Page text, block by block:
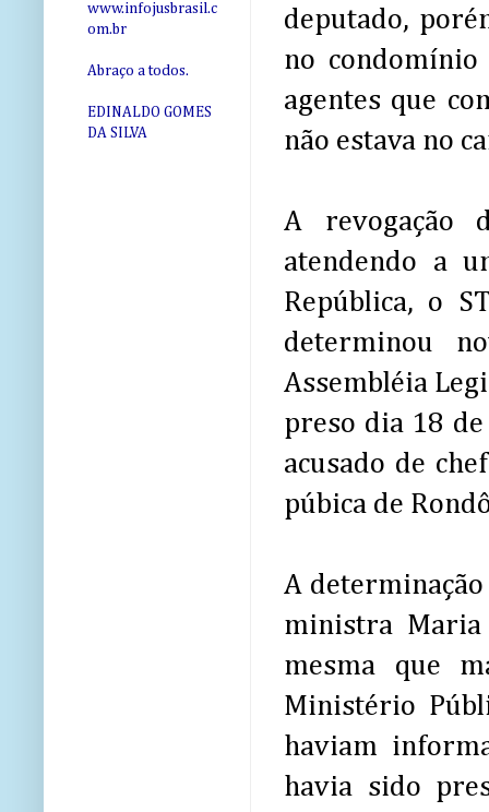
deputado,
no
agentes que
não estava no
A revogação
atendendo a
República, o
determinou
Assembléia
preso dia 18 de
acusado de
púbica de
A
ministra Maria
mesma que
Ministério
haviam
havia sido
www.infojusbrasil.c
om.br
Abraço a todos.
EDINALDO GOMES
DA SILVA